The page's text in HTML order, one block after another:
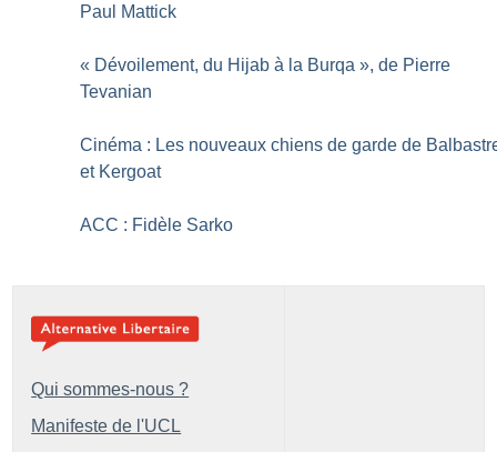
Paul Mattick
« Dévoilement, du Hijab à la Burqa », de Pierre
Tevanian
Cinéma : Les nouveaux chiens de garde de
et Kergoat
ACC : Fidèle Sarko
Qui sommes-nous ?
Manifeste de l'UCL